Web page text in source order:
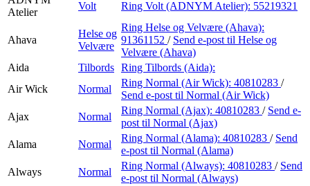
Atelier
Volt Ring Volt (ADNYM Atelier): 55219321
Ahava
Helse og
Velvære
Ring Helse og Velvære (Ahava):
91361152 / Send e-post til Helse og
Velvære (Ahava)
Aida
Tilbords Ring Tilbords (Aida):
Air Wick
Normal
Ring Normal (Air Wick): 40810283 /
Send e-post til Normal (Air Wick)
Ajax
Normal
Ring Normal (Ajax): 40810283 / Send e-
post til Normal (Ajax)
Alama
Normal
Ring Normal (Alama): 40810283 / Send
e-post til Normal (Alama)
Always
Normal
Ring Normal (Always): 40810283 / Send
e-post til Normal (Always)